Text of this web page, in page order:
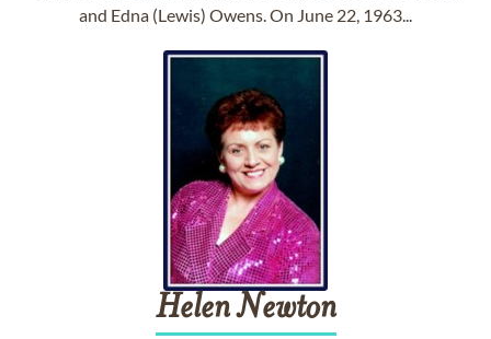
and Edna (Lewis) Owens. On June 22, 1963...
HelenNewton